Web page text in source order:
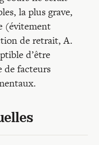
la plus grave,
(évitement
de retrait, A.
d’être
de facteurs